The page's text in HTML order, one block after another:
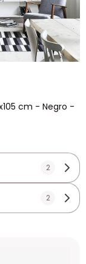
cm - Negro -
2
2